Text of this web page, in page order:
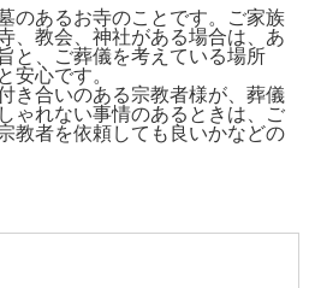
のあるお寺のことです。ご家族
、教会、神社がある場合は、あ
と、ご葬儀を考えている場所
安心です。
き合いのある宗教者様が、葬儀
ゃれない事情のあるときは、ご
教者を依頼しても良いかなどの